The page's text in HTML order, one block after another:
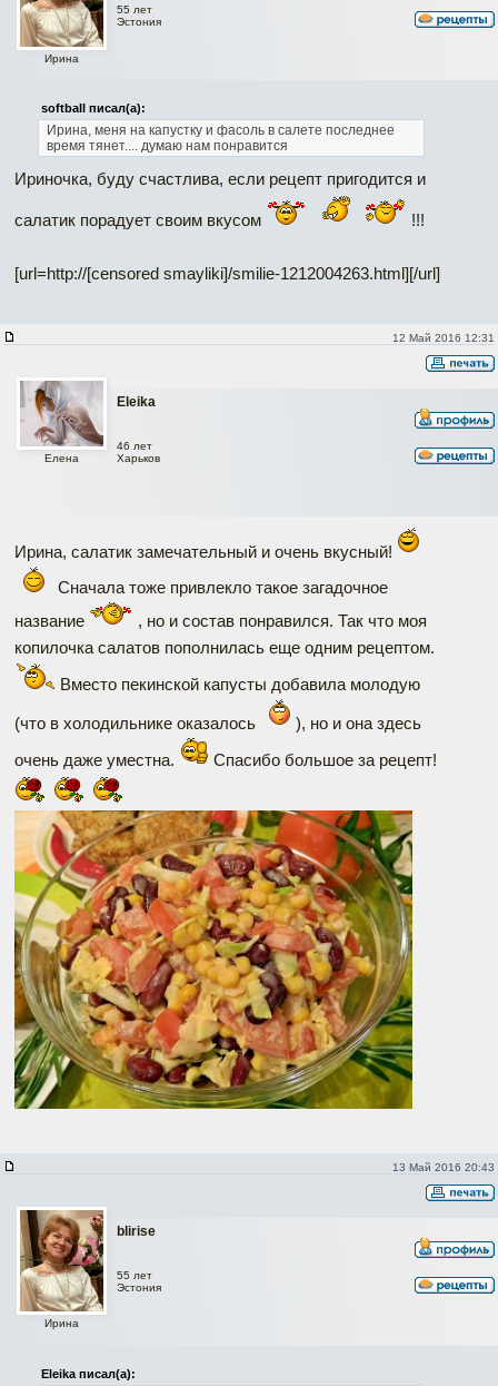
Ирина
55 лет
Эстония
softball писал(а):
Ирина, меня на капустку и фасоль в салете последнее
время тянет.... думаю нам понравится
Ириночка, буду счастлива, если рецепт пригодится и
салатик порадует своим вкусом !!!
[url=http://[censored smayliki]/smilie-1212004263.html][/url]
12 Май 2016 12:31
Eleika
Елена
46 лет
Харьков
Ирина, салатик замечательный и очень вкусный!
Сначала тоже привлекло такое загадочное
название
, но и состав понравился. Так что моя
копилочка салатов пополнилась еще одним рецептом.
Вместо пекинской капусты добавила молодую
(что в холодильнике оказалось
), но и она здесь
очень даже уместна.
Спасибо большое за рецепт!
13 Май 2016 20:43
blirise
Ирина
55 лет
Эстония
Eleika писал(а):